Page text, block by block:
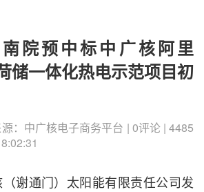
院预中标中广核阿里
储一体化热电示范项目初
：中广核电子商务平台 | 0评论 | 4485
谢通门）太阳能有限责任公司发